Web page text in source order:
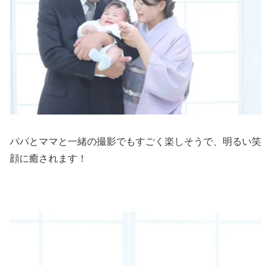
パパとママと一緒の撮影でもすごく楽しそうで、明るい笑
顔に癒されます！